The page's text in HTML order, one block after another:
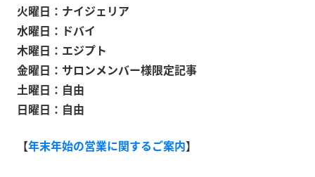
火曜日：ナイジェリア
水曜日：ドバイ
木曜日：エジプト
金曜日：サロンメンバー様限定記事
土曜日：自由
日曜日：自由
【年末年始の営業に関するご案内】